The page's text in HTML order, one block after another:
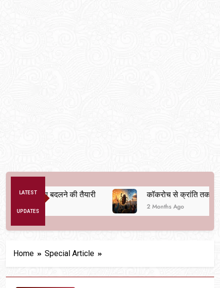
LATEST
UPDATES
व्यवस्था बदलने की तैयारी कॉकरोच से क्रांति तक
2 Months Ago
Home Special Article